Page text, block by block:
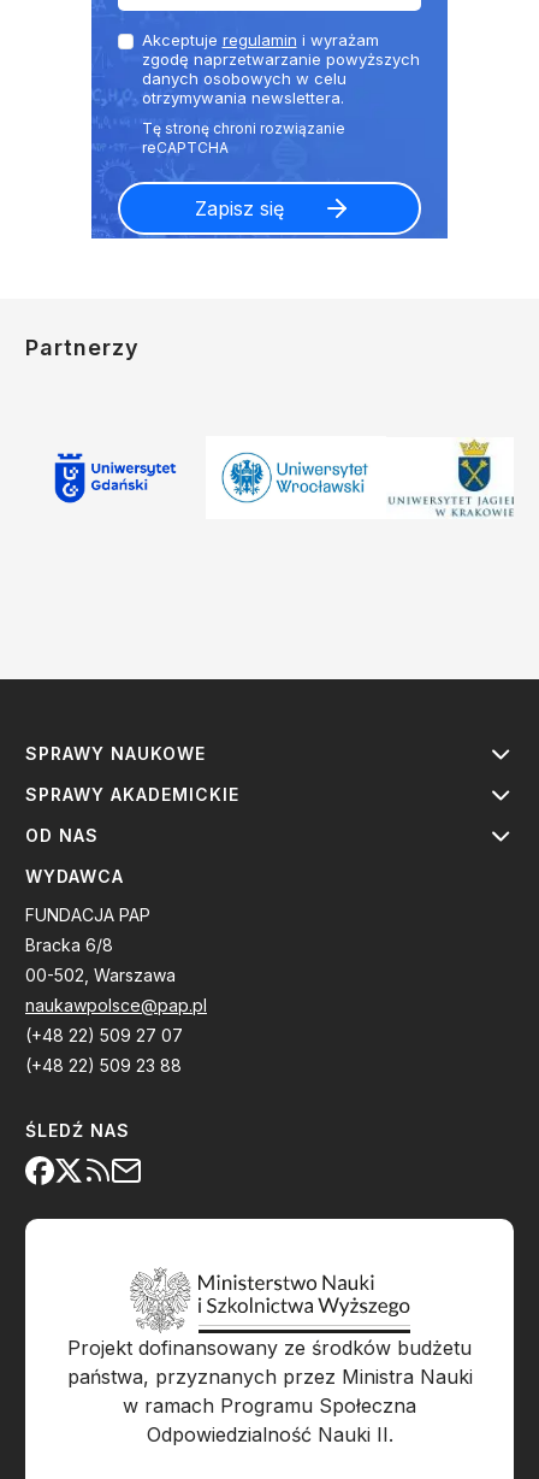
Akceptuje regulamin i wyrażam
zgodę naprzetwarzanie powyższych
danych osobowych w celu
otrzymywania newslettera.
Partnerzy
SPRAWY NAUKOWE
SPRAWY AKADEMICKIE
OD NAS
WYDAWCA
FUNDACJA PAP
Bracka 6/8
00-502, Warszawa
naukawpolsce@pap.pl
(+48 22) 509 27 07
(+48 22) 509 23 88
ŚLEDŹ NAS
Projekt dofinansowany ze środków budżetu
państwa, przyznanych przez Ministra Nauki
w ramach Programu Społeczna
Odpowiedzialność Nauki II.